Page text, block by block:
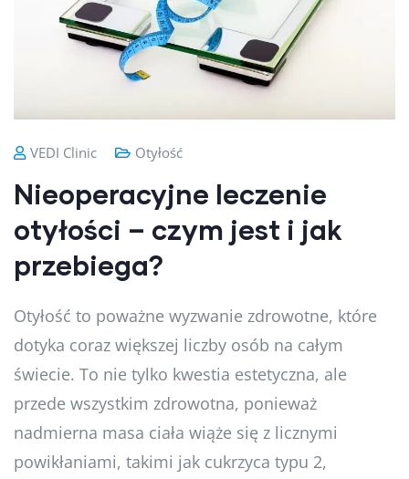
VEDI Clinic Otyłość
Nieoperacyjne leczenie
otyłości – czym jest i jak
przebiega?
Otyłość to poważne wyzwanie zdrowotne, które
dotyka coraz większej liczby osób na całym
świecie. To nie tylko kwestia estetyczna, ale
przede wszystkim zdrowotna, ponieważ
nadmierna masa ciała wiąże się z licznymi
powikłaniami, takimi jak cukrzyca typu 2,